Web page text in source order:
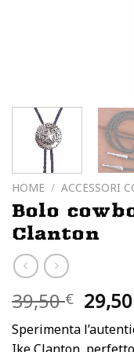
HOME / ACCESSORI
Bolo
Clanton
39,50€ Il
prezzo
29,50
Sperimenta
Ike Clanton,